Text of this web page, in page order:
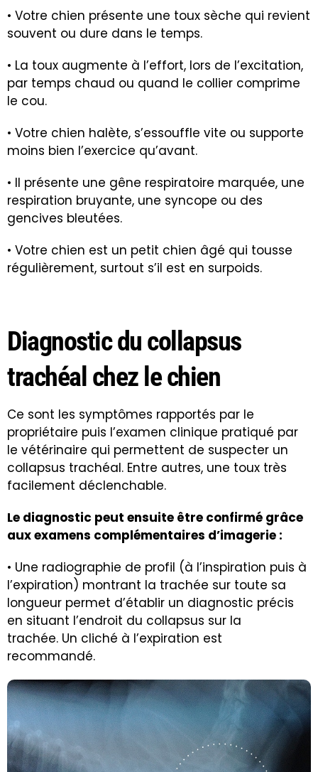
• Votre chien présente une toux sèche qui revient
souvent ou dure dans le temps.
• La toux augmente à l’effort, lors de l’excitation,
par temps chaud ou quand le collier comprime
le cou.
• Votre chien halète, s’essouffle vite ou supporte
moins bien l’exercice qu’avant.
• Il présente une gêne respiratoire marquée, une
respiration bruyante, une syncope ou des
gencives bleutées.
• Votre chien est un petit chien âgé qui tousse
régulièrement, surtout s’il est en surpoids.
Diagnostic du collapsus
trachéal chez le chien
Ce sont les symptômes rapportés par le
propriétaire puis l’examen clinique pratiqué par
le vétérinaire qui permettent de suspecter un
collapsus trachéal. Entre autres, une toux très
facilement déclenchable.
Le diagnostic peut ensuite être confirmé grâce
aux examens complémentaires d’imagerie :
• Une radiographie de profil (à l’inspiration puis à
l’expiration) montrant la trachée sur toute sa
longueur permet d’établir un diagnostic précis
en situant l’endroit du collapsus sur la
trachée. Un cliché à l’expiration est
recommandé.